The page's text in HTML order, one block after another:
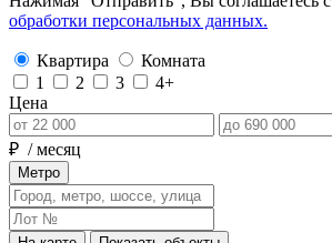
обработки персональных данных.
Квартира
Комната
1
2 3
4+
Цена
₽ / месяц
Метро